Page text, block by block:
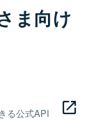
ま向け
る公式API